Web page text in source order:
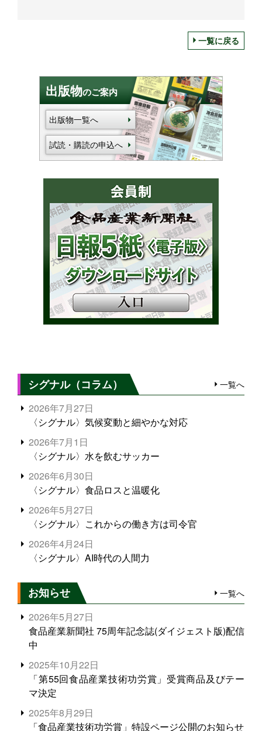
一覧に戻る
出版物のご案内
出版物一覧へ
試読・購読の申込へ
シグナル（コラム） 一覧へ
2026年7月27日
〈シグナル〉気候変動と細やかな対応
2026年7月1日
〈シグナル〉水を飲むサッカー
2026年6月30日
〈シグナル〉食品ロスと温暖化
2026年5月27日
〈シグナル〉これからの働き方は司令官
2026年4月24日
〈シグナル〉AI時代の人間力
お知らせ 一覧へ
2026年5月27日
食品産業新聞社 75周年記念誌(ダイジェスト版)配信
中
2025年10月22日
「第55回食品産業技術功労賞」受賞商品及びテー
マ決定
2025年8月29日
「食品産業技術功労賞」特設ページ公開のお知らせ